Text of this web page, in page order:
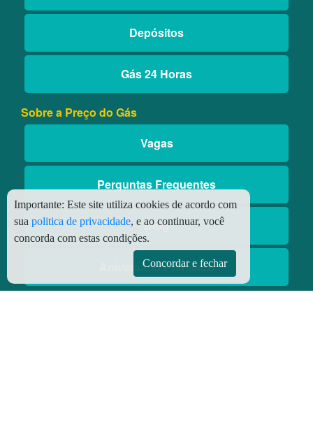
Depósitos
Gás 24 Horas
Sobre a Preço do Gás
Vagas
Perguntas Frequentes
Blog
Aniversário Premiado
Importante: Este site utiliza cookies de acordo com
sua politica de privacidade, e ao continuar, você
concorda com estas condições.
Concordar e fechar